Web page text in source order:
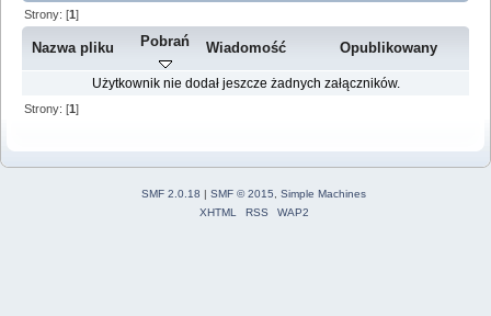
Strony: [1]
Nazwa pliku Pobrań Wiadomość Opublikowany
Użytkownik nie dodał jeszcze żadnych załączników.
Strony: [1]
SMF 2.0.18 | SMF © 2015
Simple Machines
XHTML
RSS WAP2